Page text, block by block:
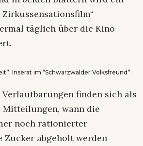
täglich über die Kino-
Inserat im “Schwarzwälder Volksfreund”.
finden sich als
Mitteilungen, wann die
noch rationierter
Zucker abgeholt werden